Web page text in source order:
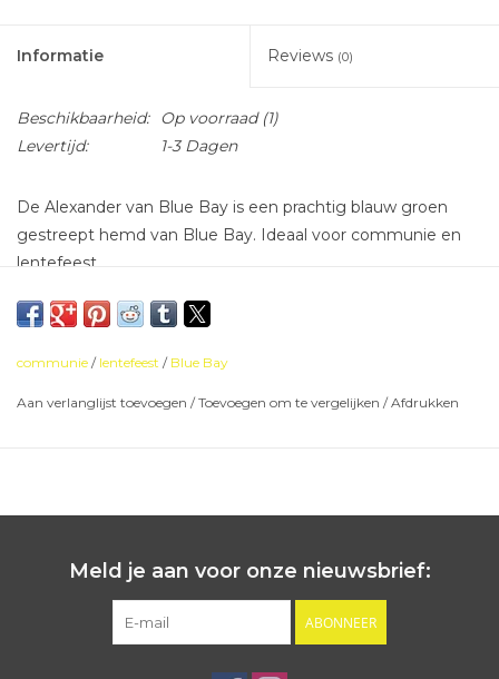
Informatie Reviews (0)
Beschikbaarheid: Op voorraad(1)
Levertijd:
1-3 Dagen
De Alexander van Blue Bay is een prachtig blauw groen
gestreept hemd van Blue Bay. Ideaal voor communie en
lentefeest.
communie / lentefeest / Blue Bay
Aan verlanglijst toevoegen /Toevoegen om te vergelijken /Afdrukken
Meld je aan voor onze nieuwsbrief:
ABONNEER